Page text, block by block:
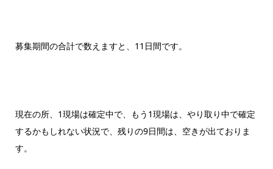
募集期間の合計で数えますと、11日間です。
現在の所、1現場は確定中で、もう1現場は、やり取り中で確定
するかもしれない状況で、残りの9日間は、空きが出ておりま
す。